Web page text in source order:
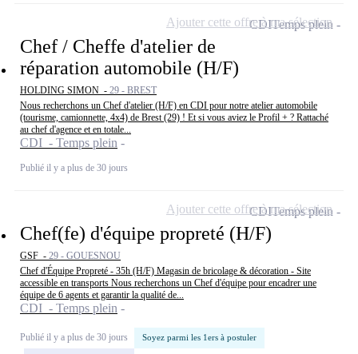
Chef / Cheffe d'atelier de
réparation automobile (H/F)
HOLDING SIMON - 29 - BREST
Nous recherchons un Chef d'atelier (H/F) en CDI pour notre atelier automobile
(tourisme, camionnette, 4x4) de Brest (29) ! Et si vous aviez le Profil + ? Rattaché
au chef d'agence et en totale...
CDI - Temps plein
Publié il y a plus de 30 jours
CDITemps plein
Ajouter cette offre à ma sélection
Chef(fe) d'équipe propreté (H/F)
GSF - 29 - GOUESNOU
Chef d'Équipe Propreté - 35h (H/F) Magasin de bricolage & décoration - Site
accessible en transports Nous recherchons un Chef d'équipe pour encadrer une
équipe de 6 agents et garantir la qualité de...
CDI - Temps plein
Publié il y a plus de 30 jours Soyez parmi les 1ers à postuler
CDITemps plein
Ajouter cette offre à ma sélection